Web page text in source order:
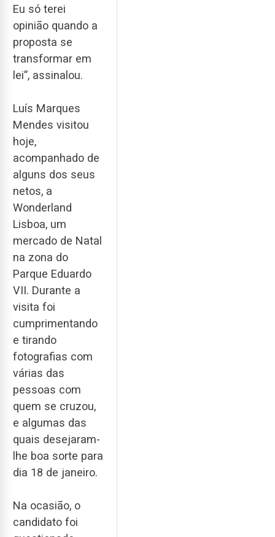
Eu só terei
opinião quando a
proposta se
transformar em
lei”, assinalou.
Luís Marques
Mendes visitou
hoje,
acompanhado de
alguns dos seus
netos, a
Wonderland
Lisboa, um
mercado de Natal
na zona do
Parque Eduardo
VII. Durante a
visita foi
cumprimentando
e tirando
fotografias com
várias das
pessoas com
quem se cruzou,
e algumas das
quais desejaram-
lhe boa sorte para
dia 18 de janeiro.
Na ocasião, o
candidato foi